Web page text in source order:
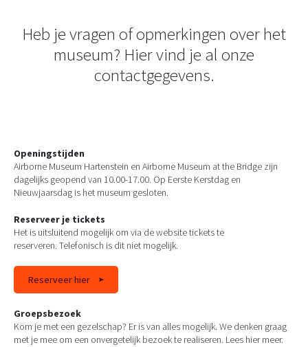
Heb je vragen of opmerkingen over het
museum? Hier vind je al onze
contactgegevens.
Openingstijden
Airborne Museum Hartenstein en Airborne Museum at the Bridge zijn
dagelijks geopend van 10.00-17.00. Op Eerste Kerstdag en
Nieuwjaarsdag is het museum gesloten.
Reserveer je tickets
Het is uitsluitend mogelijk om via de website tickets te
reserveren. Telefonisch is dit niet mogelijk.
Reserveer hier
Groepsbezoek
Kom je met een gezelschap? Er is van alles mogelijk. We denken graag
met je mee om een onvergetelijk bezoek te realiseren. Lees hier meer.